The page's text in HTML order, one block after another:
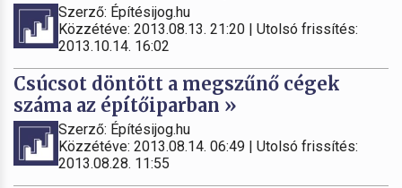
Szerző: Építésijog.hu
Közzétéve: 2013.08.13. 21:20 | Utolsó frissítés:
2013.10.14. 16:02
Csúcsot döntött a megszűnő cégek
száma az építőiparban »
Szerző: Építésijog.hu
Közzétéve: 2013.08.14. 06:49 | Utolsó frissítés:
2013.08.28. 11:55